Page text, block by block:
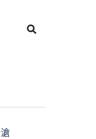
滄